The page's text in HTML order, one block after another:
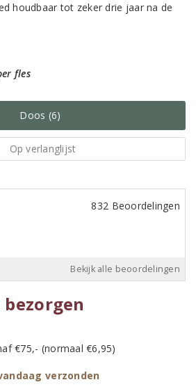
houdbaar tot zeker drie jaar na de
fles
Doos (6)
Op verlanglijst
832 Beoordelingen
Bekijk alle beoordelingen
€75,- (normaal €6,95)
verzonden